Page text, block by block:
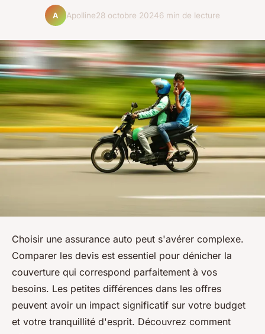
A Apolline28 octobre 20246 min de lecture
Choisir une assurance auto peut s'avérer complexe.
Comparer les devis est essentiel pour dénicher la
couverture qui correspond parfaitement à vos
besoins. Les petites différences dans les offres
peuvent avoir un impact significatif sur votre budget
et votre tranquillité d'esprit. Découvrez comment